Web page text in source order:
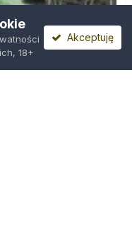
18+
Akceptuję